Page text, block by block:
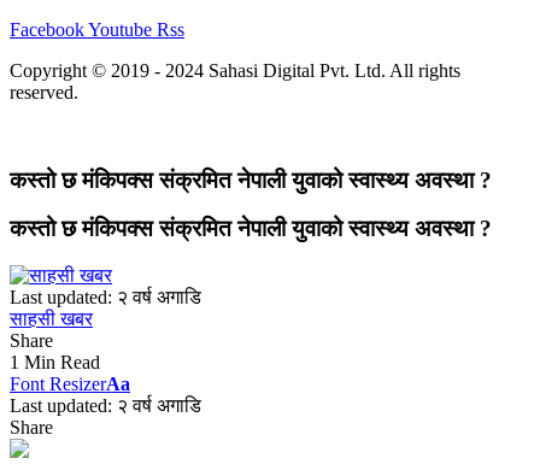
FacebookYoutube Rss
Copyright © 2019 - 2024 Sahasi Digital Pvt. Ltd. All rights
reserved.
कस्तो छ मंकिपक्स संक्रमित नेपाली युवाको स्वास्थ्य अवस्था ?
कस्तो छ मंकिपक्स संक्रमित नेपाली युवाको स्वास्थ्य अवस्था ?
Last updated: २ वर्ष अगाडि
साहसी खबर
Share
1 Min Read
Font ResizerAa
Last updated: २ वर्ष अगाडि
Share